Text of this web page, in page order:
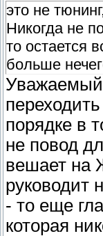
это не
Никогда не
то остается
больше
Уважаемый
порядке в
не повод
вешает на
руководит
- то еще
которая